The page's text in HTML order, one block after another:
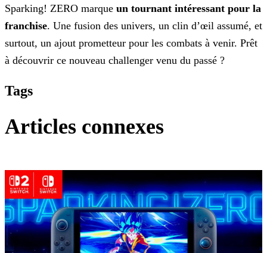
Sparking! ZERO marque un tournant intéressant pour la
franchise. Une fusion des univers, un clin d’œil assumé, et
surtout, un ajout prometteur pour les combats à venir. Prêt
à découvrir ce nouveau challenger venu du passé ?
Tags
Articles connexes